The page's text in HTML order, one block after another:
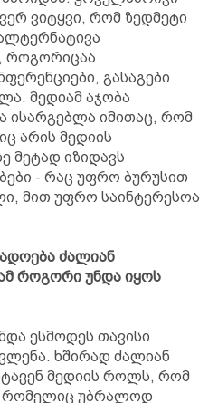
ვიტყვი, რომ ზედმეტი
როგორიცაა
გასაგები
მედიამ აჯობა
ისარგებლა იმითაც, რომ
არის მედიის
მეტად იზიდავს
- რაც უფრო ბურუსით
მით უფრო საინტერესოა
ძალიან
როგორი უნდა იყოს
ესმოდეს თავისი
ხშირად ძალიან
მედიის როლს, რომ
რომელიც უბრალოდ